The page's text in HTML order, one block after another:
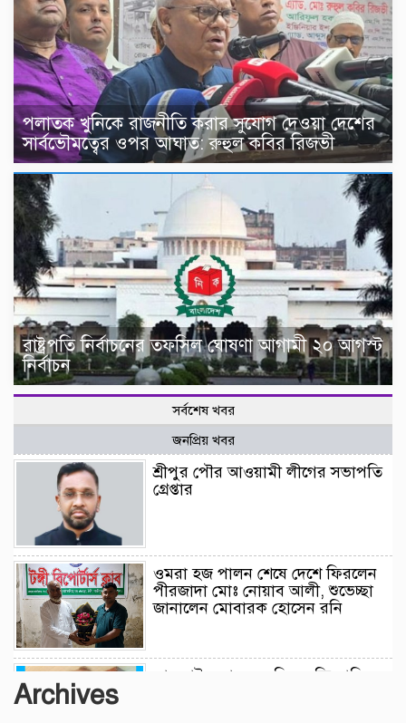
পলাতক খুনিকে রাজনীতি করার সুযোগ দেওয়া দেশের
সার্বভৌমত্বের ওপর আঘাত: রুহুল কবির রিজভী
রাষ্ট্রপতি নির্বাচনের তফসিল ঘোষণা আগামী ২০ আগস্ট
নির্বাচন
সর্বশেষ খবর
জনপ্রিয় খবর
শ্রীপুর পৌর আওয়ামী লীগের সভাপতি
গ্রেপ্তার
ওমরা হজ পালন শেষে দেশে ফিরলেন
পীরজাদা মোঃ নোয়াব আলী, শুভেচ্ছা
জানালেন মোবারক হোসেন রনি
লামকাইন জামে মসজিদ মুন্সি ছাবির
Archives